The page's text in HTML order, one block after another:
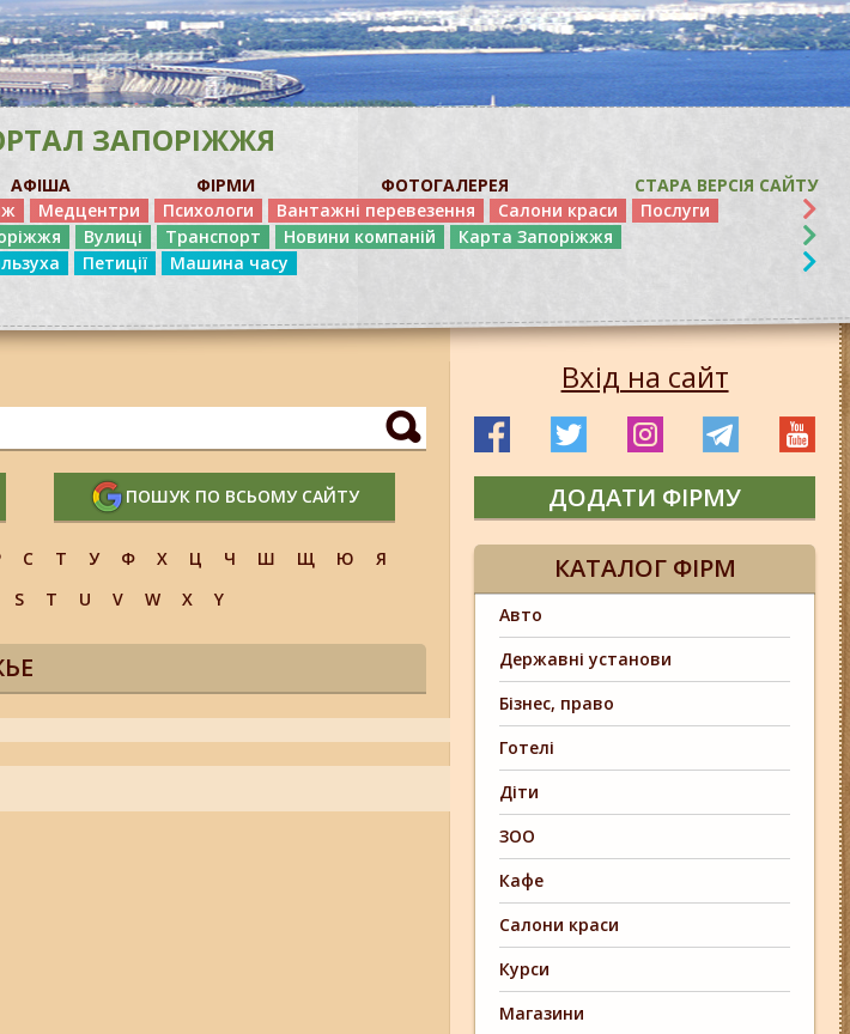
ЗАПОРІЖЖЯ
АФІША ФІРМИ ФОТОГАЛЕРЕЯ
СТАРА ВЕРСІЯ САЙТУ
Медцентри Психологи Вантажні перевезення Салони краси
Послуги
Вулиці Транспорт Новини компаній
Карта Запоріжжя
Петиції Машина часу
ПОШУК ПО ВСЬОМУ САЙТУ
С Т У Ф Х Ц Ч Ш Щ Ю
Я
S T U V W X Y
Вхід на сайт
ДОДАТИ ФІРМУ
КАТАЛОГ ФІРМ
Авто
Державні установи
Бізнес, право
Готелі
Діти
ЗОО
Кафе
Салони краси
Курси
Магазини